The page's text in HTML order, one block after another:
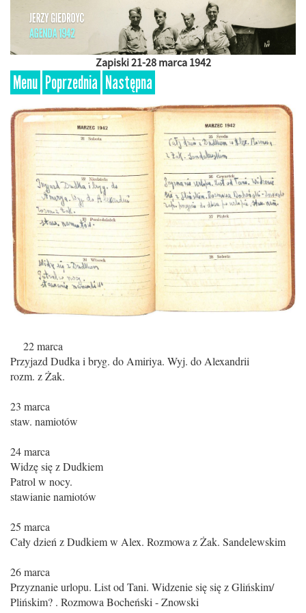
Zapiski 21-28 marca 1942
Menu Poprzednia Następna
22 marca
Przyjazd Dudka i bryg. do Amiriya. Wyj. do Alexandrii
rozm. z Żak.
23 marca
staw. namiotów
24 marca
Widzę się z Dudkiem
Patrol w nocy.
stawianie namiotów
25 marca
Cały dzień z Dudkiem w Alex. Rozmowa z Żak. Sandelewskim
26 marca
Przyznanie urlopu. List od Tani. Widzenie się się z Glińskim/
Plińskim? . Rozmowa Bocheński - Znowski